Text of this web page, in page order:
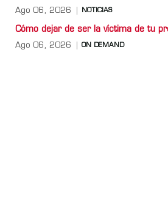
Ago 06, 2026 NOTICIAS
Cómo dejar de ser la víctima de tu
Ago 06, 2026 ON DEMAND